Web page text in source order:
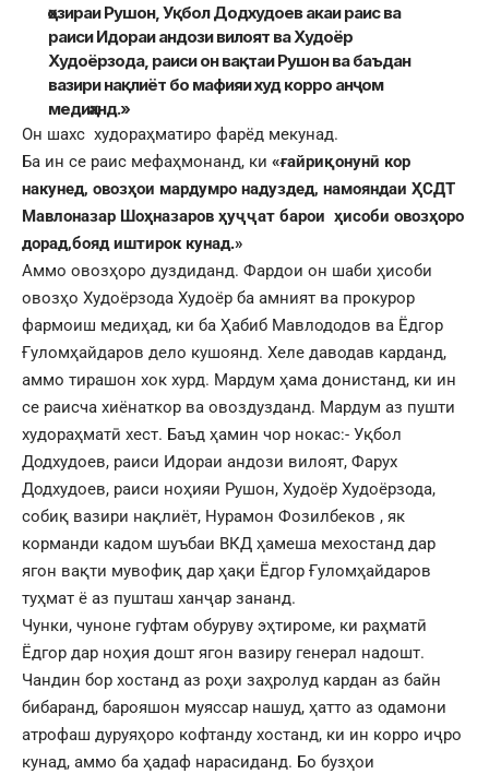
ҳозираи Рушон, Уқбол Додхудоев акаи раис ва
раиси Идораи андози вилоят ва Худоёр
Худоёрзода, раиси он вақтаи Рушон ва баъдан
вазири нақлиёт бо мафияи худ корро анҷом
медиҳанд.»
Он шахс худораҳматиро фарёд мекунад.
Ба ин се раис мефаҳмонанд, ки «ғайриқонунӣ кор
накунед, овозҳои мардумро надуздед, намояндаи ҲСДТ
Мавлоназар Шоҳназаров ҳуҷҷат барои ҳисоби овозҳоро
дорад,бояд иштирок кунад.»
Аммо овозҳоро дуздиданд. Фардои он шаби ҳисоби
овозҳо Худоёрзода Худоёр ба амният ва прокурор
фармоиш медиҳад, ки ба Ҳабиб Мавлододов ва Ёдгор
Ғуломҳайдаров дело кушоянд. Хеле даводав карданд,
аммо тирашон хок хурд. Мардум ҳама донистанд, ки ин
се раисча хиёнаткор ва овоздузданд. Мардум аз пушти
худораҳматӣ хест. Баъд ҳамин чор нокас:- Уқбол
Додхудоев, раиси Идораи андози вилоят, Фарух
Додхудоев, раиси ноҳияи Рушон, Худоёр Худоёрзода,
собиқ вазири нақлиёт, Нурамон Фозилбеков , як
корманди кадом шуъбаи ВКД ҳамеша мехостанд дар
ягон вақти мувофиқ дар ҳақи Ёдгор Ғуломҳайдаров
туҳмат ё аз пушташ ханҷар зананд.
Чунки, чуноне гуфтам обуруву эҳтироме, ки раҳматӣ
Ёдгор дар ноҳия дошт ягон вазиру генерал надошт.
Чандин бор хостанд аз роҳи заҳролуд кардан аз байн
бибаранд, барояшон муяссар нашуд, ҳатто аз одамони
атрофаш дуруяҳоро кофтанду хостанд, ки ин корро иҷро
кунад, аммо ба ҳадаф нарасиданд. Бо бузҳои